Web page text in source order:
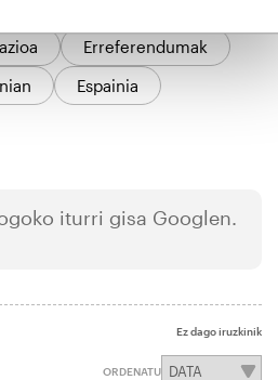
Erreferendumak
Espainia
iturri gisa Googlen.
Ez dago iruzkinik
ORDENATU